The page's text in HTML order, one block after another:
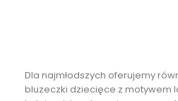
Dla najmłodszych oferujemy
bluzeczki dziecięce z motywem